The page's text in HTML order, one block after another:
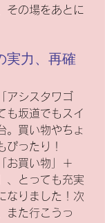
その場をあとに
実力、再確
アシスタワゴ
も坂道でもスイ
。買い物やちょ
ぴったり！
お買い物」＋
、とっても充実
なりました！次
また行こうっ